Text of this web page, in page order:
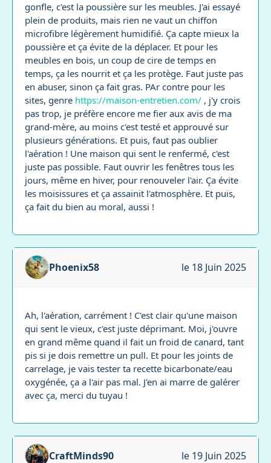
gonfle, c'est la poussière sur les meubles. J'ai essayé
plein de produits, mais rien ne vaut un chiffon
microfibre légèrement humidifié. Ça capte mieux la
poussière et ça évite de la déplacer. Et pour les
meubles en bois, un coup de cire de temps en
temps, ça les nourrit et ça les protège. Faut juste pas
en abuser, sinon ça fait gras. PAr contre pour les
sites, genre https://maison-entretien.com/ , j'y crois
pas trop, je préfère encore me fier aux avis de ma
grand-mère, au moins c'est testé et approuvé sur
plusieurs générations. Et puis, faut pas oublier
l'aération ! Une maison qui sent le renfermé, c'est
juste pas possible. Faut ouvrir les fenêtres tous les
jours, même en hiver, pour renouveler l'air. Ça évite
les moisissures et ça assainit l'atmosphère. Et puis,
ça fait du bien au moral, aussi !
Phoenix58 le 18 Juin 2025
Ah, l'aération, carrément ! C'est clair qu'une maison
qui sent le vieux, c'est juste déprimant. Moi, j'ouvre
en grand même quand il fait un froid de canard, tant
pis si je dois remettre un pull. Et pour les joints de
carrelage, je vais tester ta recette bicarbonate/eau
oxygénée, ça a l'air pas mal. J'en ai marre de galérer
avec ça, merci du tuyau !
CraftMinds90 le 19 Juin 2025